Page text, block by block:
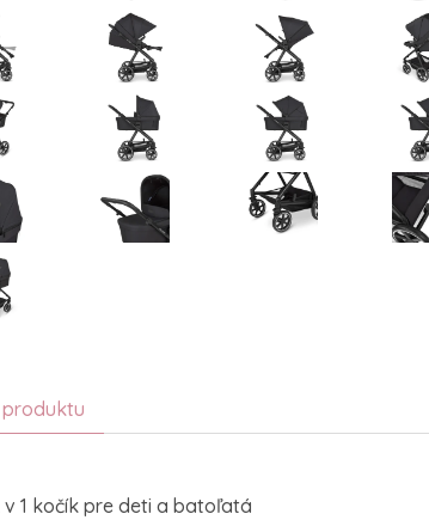
produktu
v 1 kočík pre deti a batoľatá